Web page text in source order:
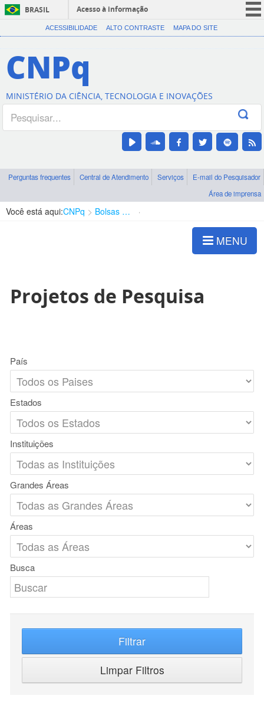
BRASIL
Acesso à informação
CORONAVÍRUS (COVID-19)
Canais
ACESSIBILIDADE ALTO CONTRASTE MAPA DO SITE
CNPq
MINISTÉRIO DA CIÊNCIA, TECNOLOGIA E INOVAÇÕES
Perguntas frequentes Central de Atendimento Serviços
E-mail do Pesquisador
Área de imprensa
Você está aqui:CNPq Bolsas e Auxílios Vigentes
MENU
Projetos de Pesquisa
País
Estados
Instituições
Grandes Áreas
Áreas
Busca
Filtrar
Limpar Filtros